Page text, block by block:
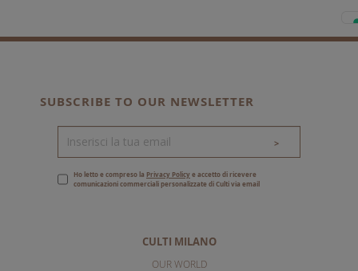
CULTI MILANO
OUR WORLD
SUBSCRIBE TO OUR NEWSLETTER
>
Ho letto e compreso la Privacy Policye accetto di ricevere
comunicazioni commerciali personalizzate di Culti via email